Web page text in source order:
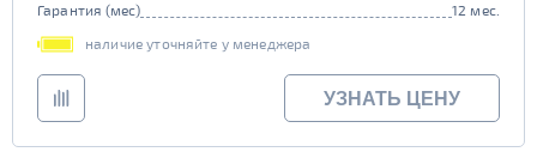
Гарантия (мес)
12 мес.
наличие уточняйте у менеджера
УЗНАТЬ ЦЕНУ